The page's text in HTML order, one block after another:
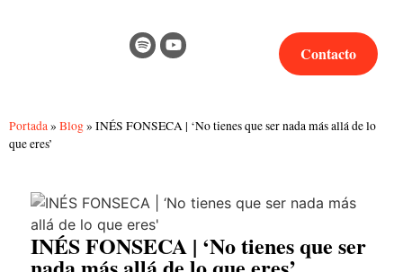
Contacto
Portada» Blog» INÉS FONSECA | ‘No tienes que ser nada más allá de lo
que eres’
INÉS FONSECA | ‘No tienes que ser